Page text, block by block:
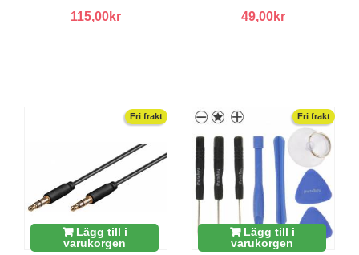
115,00kr
49,00kr
Fri frakt
Lägg till i
varukorgen
Fri frakt
Lägg till i
varukorgen